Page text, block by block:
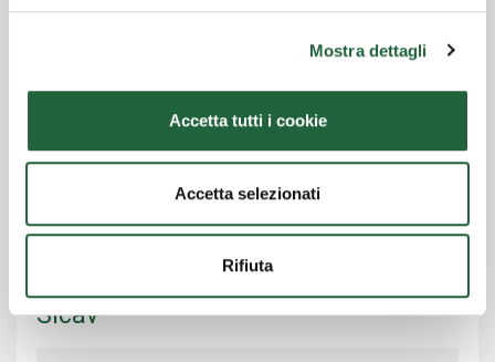
Mostra dettagli
Accetta tutti i cookie
Accetta selezionati
Rifiuta
IT0005368037
Euromobiliare VisionOf Technology
Maturity Until 2028 A
Sicav